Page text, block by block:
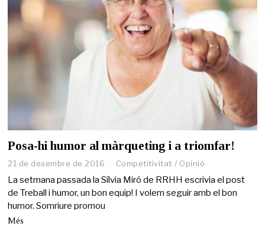
Posa-hi humor al màrqueting i a triomfar!
21 de desembre de 2016
7
d
e
Competitivitat / Opinió
La setmana passada la Sílvia Miró de RRHH escrivia el post
de Treball i humor, un bon equip! I volem seguir amb el bon
humor. Somriure promou
Més